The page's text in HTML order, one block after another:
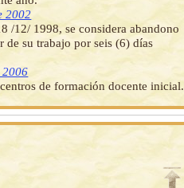
2002
/12/ 1998, se considera abandono
de su trabajo por seis (6) días
2006
de formación docente inicial.